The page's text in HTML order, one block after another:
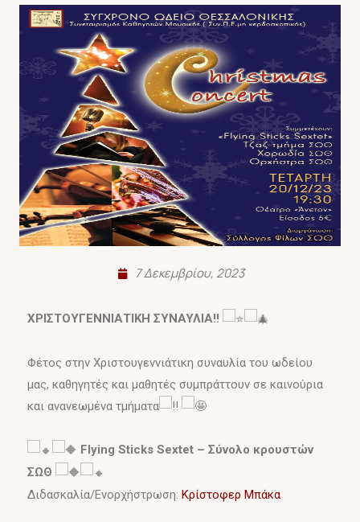
7 Δεκεμβρίου, 2023
ΧΡΙΣΤΟΥΓΕΝΝΙΑΤΙΚΗ ΣΥΝΑΥΛΙΑ!!
Φέτος στην Χριστουγεννιάτικη συναυλία του ωδείου
μας, καθηγητές και μαθητές συμπράττουν σε καινούρια
και ανανεωμένα τμήματα
Flying Sticks Sextet – Σύνολο κρουστών
ΣΩΘ
Διδασκαλία/Ενορχήστρωση: Κρίστοφερ Μπάκα